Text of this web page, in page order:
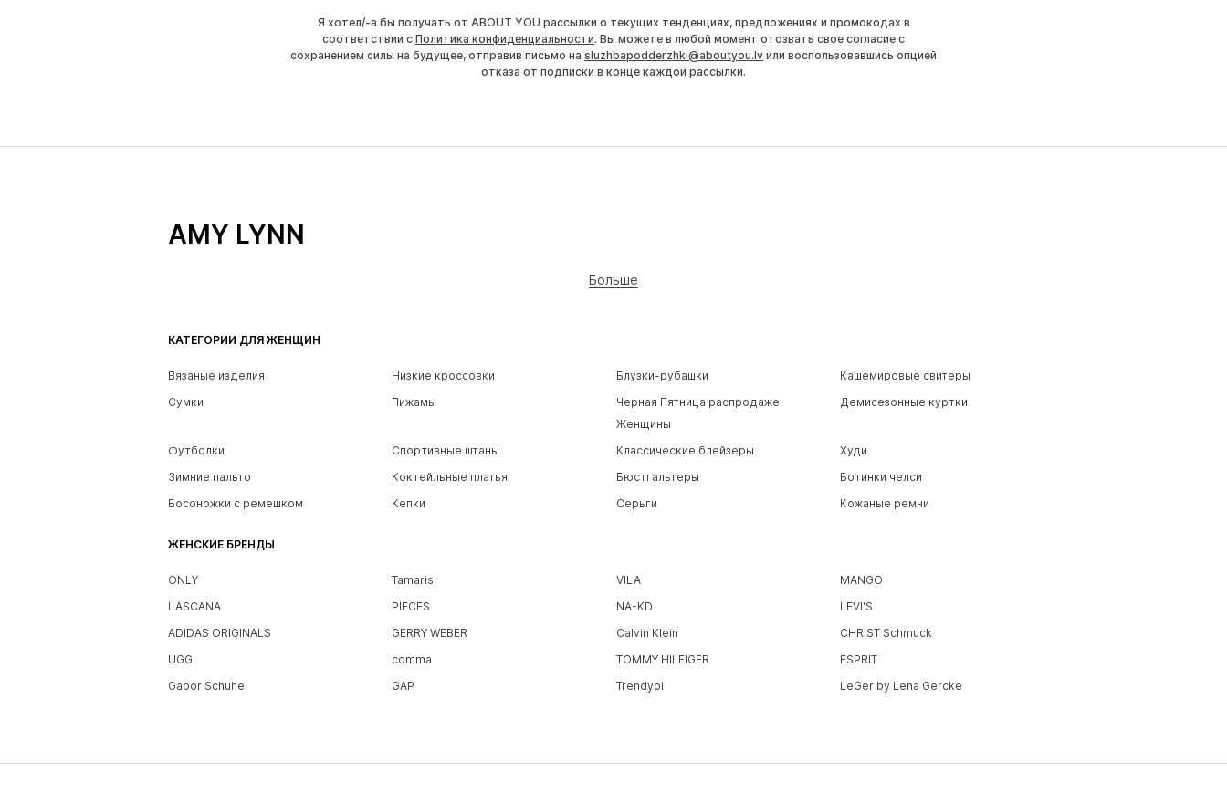
Я хотел/-а бы получать от ABOUT YOU рассылки о текущих тенденциях, предложениях и промокодах в
соответствии с Политика конфиденциальности. Вы можете в любой момент отозвать свое согласие с
сохранением силы на будущее, отправив письмо на sluzhbapodderzhki@aboutyou.lv или воспользовавшись опцией
отказа от подписки в конце каждой рассылки.
КАТЕГОРИИ ДЛЯ ЖЕНЩИН
Вязаные изделия Низкие кроссовки Блузки-рубашки
Кашемировые свитеры
Сумки
Пижамы
Черная Пятница распродаже
Женщины
Демисезонные куртки
Футболки Спортивные штаны Классические блейзеры
Худи
Зимние пальто
Коктейльные платья Бюстгальтеры
Ботинки челси
Босоножки с ремешком
Кепки Серьги Кожаные ремни
ЖЕНСКИЕ БРЕНДЫ
ONLY Tamaris VILA
MANGO
LASCANA
PIECES NA-KD
LEVI'S
ADIDAS ORIGINALS
GERRY WEBER Calvin Klein
CHRIST Schmuck
UGG
comma TOMMY HILFIGER
ESPRIT
Gabor Schuhe
GAP Trendyol LeGer by Lena Gercke
AMY LYNN
Больше